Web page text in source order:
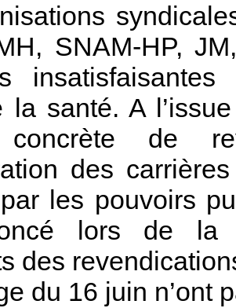
SNAM-HP,
la santé. A
concrète de
des
les pouvoirs
lors de la
des
du 16 juin n’ont